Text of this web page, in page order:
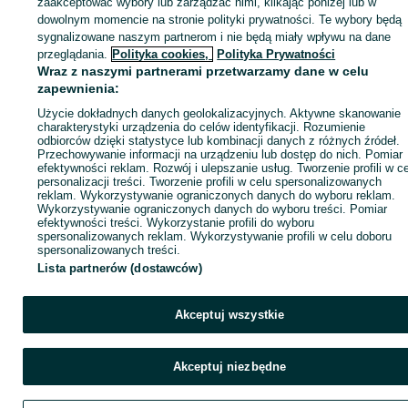
ID:1050523216 Wyświetlenia:
Zadzwoń / SMS
dowolnym momencie na stronie polityki prywatności. Te wybory będą
sygnalizowane naszym partnerom i nie będą miały wpływu na dane
przeglądania. Polityka cookies, Polityka Prywatności
Wraz z naszymi partnerami przetwarzamy dane w celu
zapewnienia:
Użycie dokładnych danych geolokalizacyjnych. Aktywne skanowanie
charakterystyki urządzenia do celów identyfikacji. Rozumienie
odbiorców dzięki statystyce lub kombinacji danych z różnych źródeł.
Przechowywanie informacji na urządzeniu lub dostęp do nich. Pomiar
efektywności reklam. Rozwój i ulepszanie usług. Tworzenie profili w
personalizacji treści. Tworzenie profili w celu spersonalizowanych
reklam. Wykorzystywanie ograniczonych danych do wyboru reklam.
Wykorzystywanie ograniczonych danych do wyboru treści. Pomiar
efektywności treści. Wykorzystanie profili do wyboru
spersonalizowanych reklam. Wykorzystywanie profili w celu doboru
spersonalizowanych treści.
Lista partnerów (dostawców)
Akceptuj wszystkie
Akceptuj niezbędne